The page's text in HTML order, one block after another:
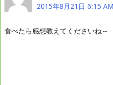
2015年8月21日 6:15 AM
食べたら感想教えてくださいね～